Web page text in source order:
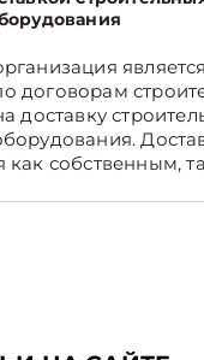
является
договорам
доставку
как собственным,